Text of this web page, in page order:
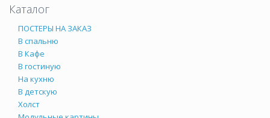
Каталог
ПОСТЕРЫ НА ЗАКАЗ
В спальню
В Кафе
В гостиную
На кухню
В детскую
Холст